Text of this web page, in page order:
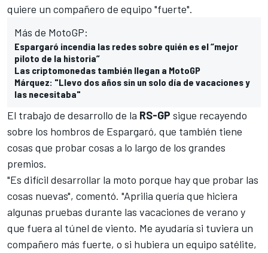
quiere un compañero de equipo "fuerte".
Más de MotoGP:
Espargaró incendia las redes sobre quién es el “mejor
piloto de la historia”
Las criptomonedas también llegan a MotoGP
Márquez: "Llevo dos años sin un solo día de vacaciones y
las necesitaba"
El trabajo de desarrollo de la RS-GP sigue recayendo
sobre los hombros de Espargaró, que también tiene
cosas que probar cosas a lo largo de los grandes
premios.
"Es difícil desarrollar la moto porque hay que probar las
cosas nuevas", comentó. "Aprilia quería que hiciera
algunas pruebas durante las vacaciones de verano y
que fuera al túnel de viento. Me ayudaría si tuviera un
compañero más fuerte, o si hubiera un equipo satélite,